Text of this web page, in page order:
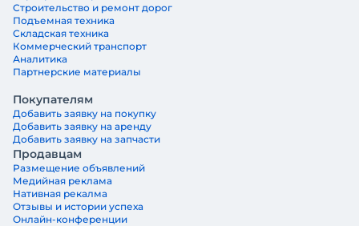
Строительство и ремонт дорог
Подъемная техника
Складская техника
Коммерческий транспорт
Аналитика
Партнерские материалы
Покупателям
Добавить заявку на покупку
Добавить заявку на аренду
Добавить заявку на запчасти
Продавцам
Размещение объявлений
Медийная реклама
Нативная рекалма
Отзывы и истории успеха
Онлайн-конференции